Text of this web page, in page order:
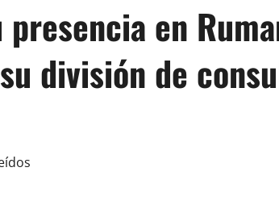
presencia en
división de